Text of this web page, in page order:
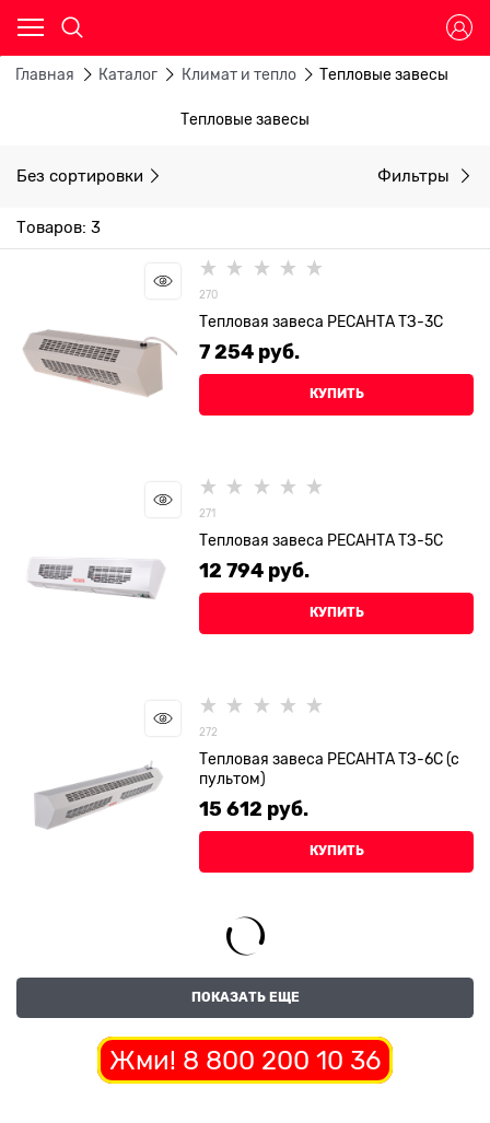
Главная Каталог Климат и тепло Тепловые завесы
Тепловые завесы
Без сортировки Фильтры
Товаров: 3
270
Тепловая завеса РЕСАНТА ТЗ-3С
7 254 руб.
КУПИТЬ
271
Тепловая завеса РЕСАНТА ТЗ-5С
12 794 руб.
КУПИТЬ
272
Тепловая завеса РЕСАНТА ТЗ-6С (с
пультом)
15 612 руб.
КУПИТЬ
ПОКАЗАТЬ ЕЩЕ
Жми! 8 800 200 10 36